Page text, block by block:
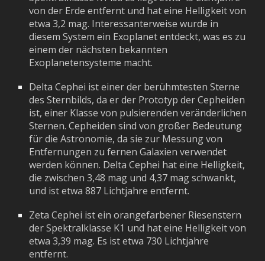
von der Erde entfernt und hat eine Helligkeit von
etwa 3,2 mag. Interessanterweise wurde in
diesem System ein Exoplanet entdeckt, was es zu
einem der nächsten bekannten
Exoplanetensysteme macht.
Delta Cephei ist einer der berühmtesten Sterne
des Sternbilds, da er der Prototyp der Cepheiden
ist, einer Klasse von pulsierenden veränderlichen
Sternen. Cepheiden sind von großer Bedeutung
für die Astronomie, da sie zur Messung von
Entfernungen zu fernen Galaxien verwendet
werden können. Delta Cephei hat eine Helligkeit,
die zwischen 3,48 mag und 4,37 mag schwankt,
und ist etwa 887 Lichtjahre entfernt.
Zeta Cephei ist ein orangefarbener Riesenstern
der Spektralklasse K1 und hat eine Helligkeit von
etwa 3,39 mag. Es ist etwa 730 Lichtjahre
entfernt.